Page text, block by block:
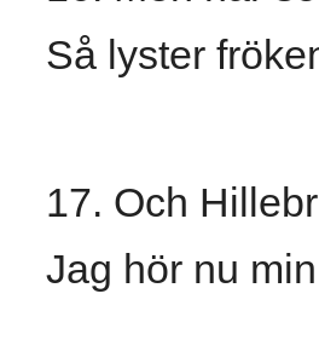
Så lyster
17. Och
Jag hör nu